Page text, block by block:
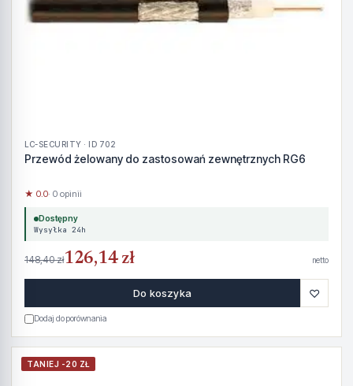
LC-SECURITY · ID 702
Przewód żelowany do zastosowań zewnętrznych RG6
★ 0.0· 0 opinii
Dostępny
Wysyłka 24h
148,40 zł126,14 zł netto
Do koszyka ♡
Dodaj do porównania
TANIEJ -20 ZŁ